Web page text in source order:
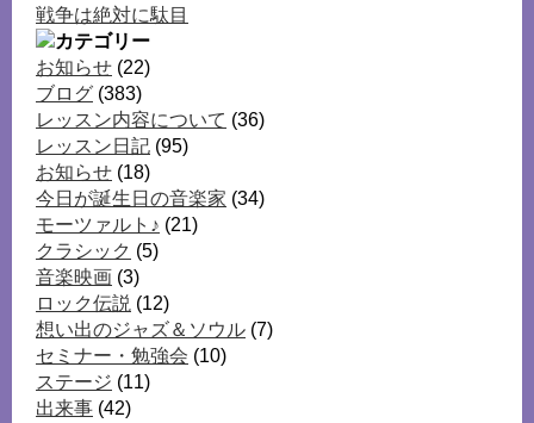
戦争は絶対に駄目
お知らせ (22)
ブログ (383)
レッスン内容について (36)
レッスン日記 (95)
お知らせ (18)
今日が誕生日の音楽家 (34)
モーツァルト♪ (21)
クラシック (5)
音楽映画 (3)
ロック伝説 (12)
想い出のジャズ＆ソウル (7)
セミナー・勉強会 (10)
ステージ (11)
出来事 (42)